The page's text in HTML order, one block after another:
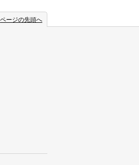
ページの先頭へ